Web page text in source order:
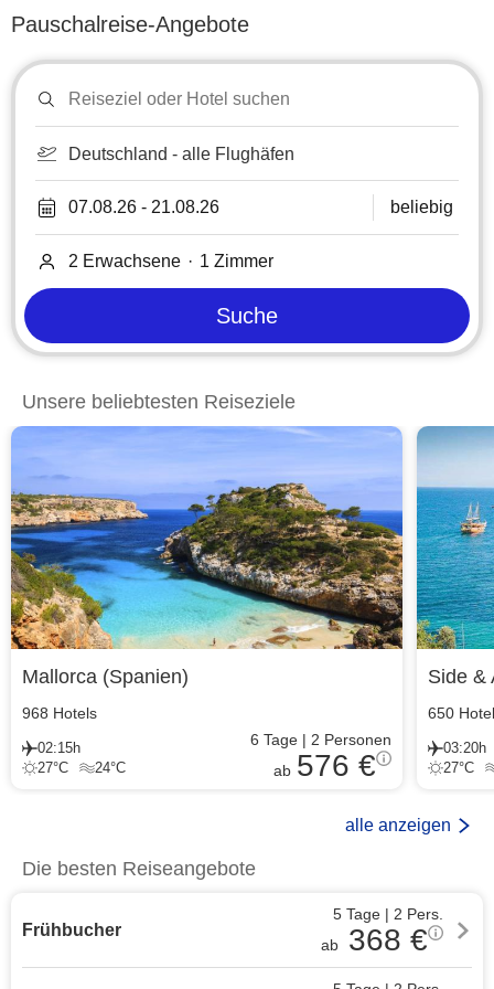
Pauschalreise-Angebote
oder
Deutschland - alle Flughäfen
07.08.26 - 21.08.26 beliebig
2 Erwachsene · 1 Zimmer
Suche
Unsere beliebtesten Reiseziele
Mallorca (Spanien)
968 Hotels
02:15h
27°C 24°C
6 Tage| 2 Personen
ab 576 €
Side &
650
03:20h
27°C
alle anzeigen
Die besten Reiseangebote
Frühbucher
5 Tage | 2 Pers.
ab
368 €